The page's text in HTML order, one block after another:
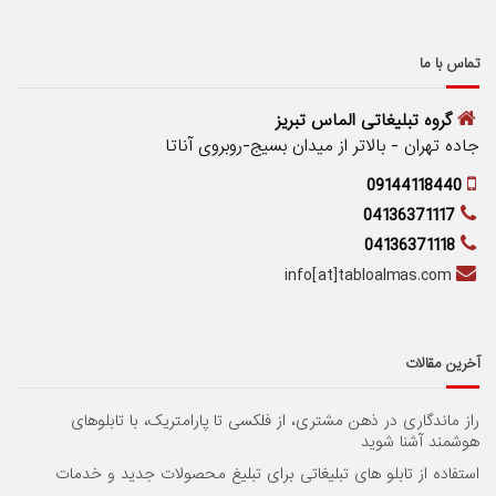
تماس با ما
گروه تبلیغاتی الماس تبریز
جاده تهران - بالاتر از میدان بسیج-روبروی آناتا
09144118440
04136371117
04136371118
info[at]tabloalmas.com
آخرین مقالات
راز ماندگاری در ذهن مشتری، از فلکسی تا پارامتریک، با تابلوهای
هوشمند آشنا شوید
استفاده از تابلو های تبلیغاتی برای تبلیغ محصولات جدید و خدمات